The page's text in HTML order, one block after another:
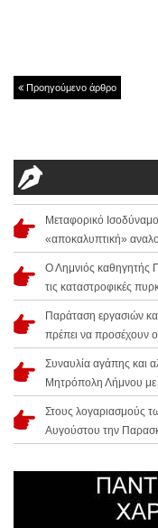
Προηγούμενο άρθρο
Μεταφορικό
«αποκαλυπτική»
Ο Λημνιός καθηγητής
τις καταστροφικές
Παράταση εργασιών
πρέπει να προσέχουν
Συναυλία αγάπης και
Μητρόπολη Λήμνου
Στους λογαριασμούς
Αυγούστου την